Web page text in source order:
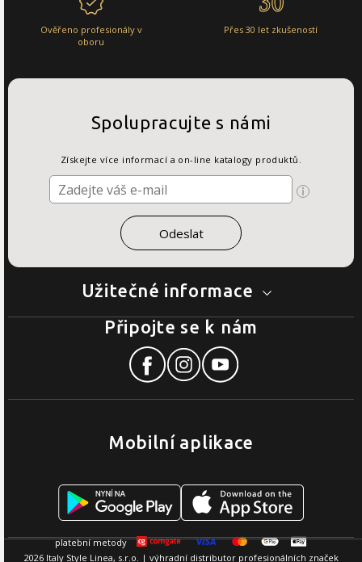
Ověřeno profesionály v
oboru
Přes 30 let zkušeností
Užitečné informace
Spolupracujte s námi
Získejte více informací a on-line katalogy produktů.
Mobilní aplikace
Připojte se k nám
2026 Italy Style Linea, s.r.o. | výhradní distributor profesionálních značek